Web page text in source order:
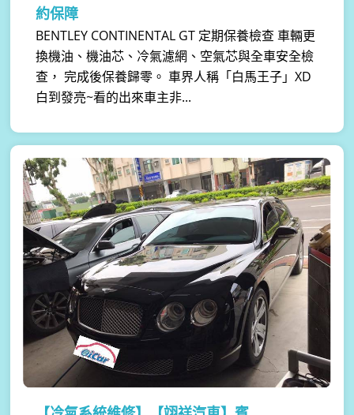
約保障
BENTLEY CONTINENTAL GT 定期保養檢查 車輛更
換機油、機油芯、冷氣濾網、空氣芯與全車安全檢
查， 完成後保養歸零。 車界人稱「白馬王子」XD
白到發亮~看的出來車主非...